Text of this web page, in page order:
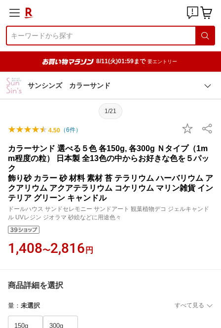
8/11(火)01:59まで 要エントリー
サンシンズ カラーサンド
1/21
4.50 （6件）
カラーサンド 選べる５色 各150g, 各300g Ｎタイプ（1m
m程度の粒） 日本製 全13色の中からお好きな色を５パッ
ク
飾り砂 カラー 砂 材料 素材 苔 テラリウム ハーバリウム ア
クアリウム アクアテラリウム コケリウム マリン雑貨 イン
テリア グリーン キャンドル
ドールハウス サンドセレモニー サンドアート 観葉植物デコ ジェルキャンド
ル UVレジン ジオラマ 砂絵などに用途色々
1,408〜2,816 円
商品詳細を選択
量 ： 未選択 すべて見る
150g
300g